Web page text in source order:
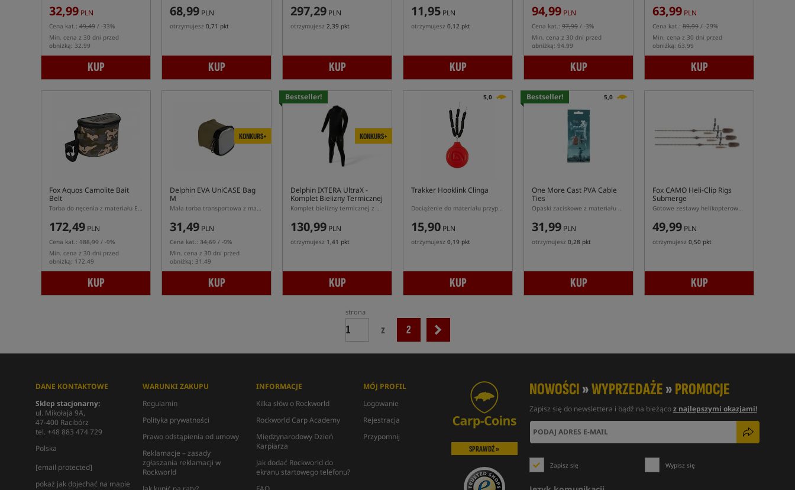
32,99 PLN
Cena kat.: 49,49 / -33%
Min. cena z 30 dni przed
obniżką: 32.99
KUP
68,99 PLN
otrzymujesz 0,71 pkt
KUP
297,29 PLN
otrzymujesz 2,39 pkt
KUP
11,95 PLN
otrzymujesz 0,12 pkt
KUP
94,99 PLN
Cena kat.: 97,99 / -3%
Min. cena z 30 dni przed
obniżką: 94.99
KUP
63,99 PLN
Cena kat.: 89,99 / -29%
Min. cena z 30 dni przed
obniżką: 63.99
KUP
Fox Aquos Camolite Bait
Belt
Torba do nęcenia z materiału EVA
172,49 PLN
Cena kat.: 188,99 / -9%
Min. cena z 30 dni przed
obniżką: 172.49
KUP
KONKURS+
Delphin EVA UniCASE Bag
M
Mała torba transportowa z materiału EVA
31,49 PLN
Cena kat.: 34,69 / -9%
Min. cena z 30 dni przed
obniżką: 31.49
KUP
Bestseller!
KONKURS+
Delphin IXTERA UltraX-
Komplet Bielizny Termicznej
Komplet bielizny termicznej z oddychającego materiału
130,99 PLN
otrzymujesz 1,41 pkt
KUP
5,0
Trakker Hooklink Clinga
Dociążenie do materiału przyponowego
15,90 PLN
otrzymujesz 0,19 pkt
KUP
Bestseller! 5,0
One More Cast PVA Cable
Ties
Opaski zaciskowe z materiału PVA
31,99 PLN
otrzymujesz 0,28 pkt
KUP
Fox CAMO Heli-Clip Rigs
Submerge
Gotowe zestawy helikopterowe z bezrdzeniowego materiału Submerge w kamuflażu Camo
49,99 PLN
otrzymujesz 0,50 pkt
KUP
strona
z 2
NOWOŚCI»WYPRZEDAŻE»PROMOCJE
Zapisz się do newslettera i bądź na bieżącoz najlepszymi okazjami!
Zapisz się Wypisz się
DANE KONTAKTOWE
Sklep stacjonarny:
ul. Mikołaja 9A,
47-400 Racibórz
tel. +48 883 474 729
Polska
[email protected]
pokaż jak dojechać na mapie
WARUNKI ZAKUPU
Regulamin
Polityka prywatności
Prawo odstąpienia od umowy
Reklamacje – zasady
zgłaszania reklamacji w
Rockworld
INFORMACJE
Kilka słów o Rockworld
Rockworld Carp Academy
Międzynarodowy Dzień
Karpiarza
Jak dodać Rockworld do
ekranu startowego telefonu?
MÓJ PROFIL
Logowanie
Rejestracja
Przypomnij
SPRAWDŹ »